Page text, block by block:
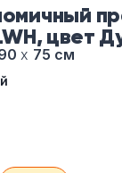
цвет
опор
х 75 см
шкафы
диваны
зона